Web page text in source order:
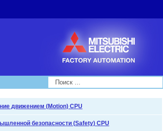
Search...
движением (Motion) CPU
безопасности (Safety) CPU